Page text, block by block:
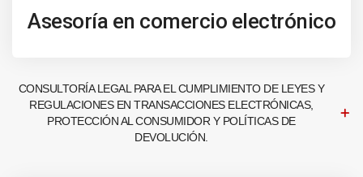
Asesoría en comercio electrónico
CONSULTORÍA LEGAL PARA EL CUMPLIMIENTO DE LEYES Y
REGULACIONES EN TRANSACCIONES ELECTRÓNICAS,
PROTECCIÓN AL CONSUMIDOR Y POLÍTICAS DE
DEVOLUCIÓN.